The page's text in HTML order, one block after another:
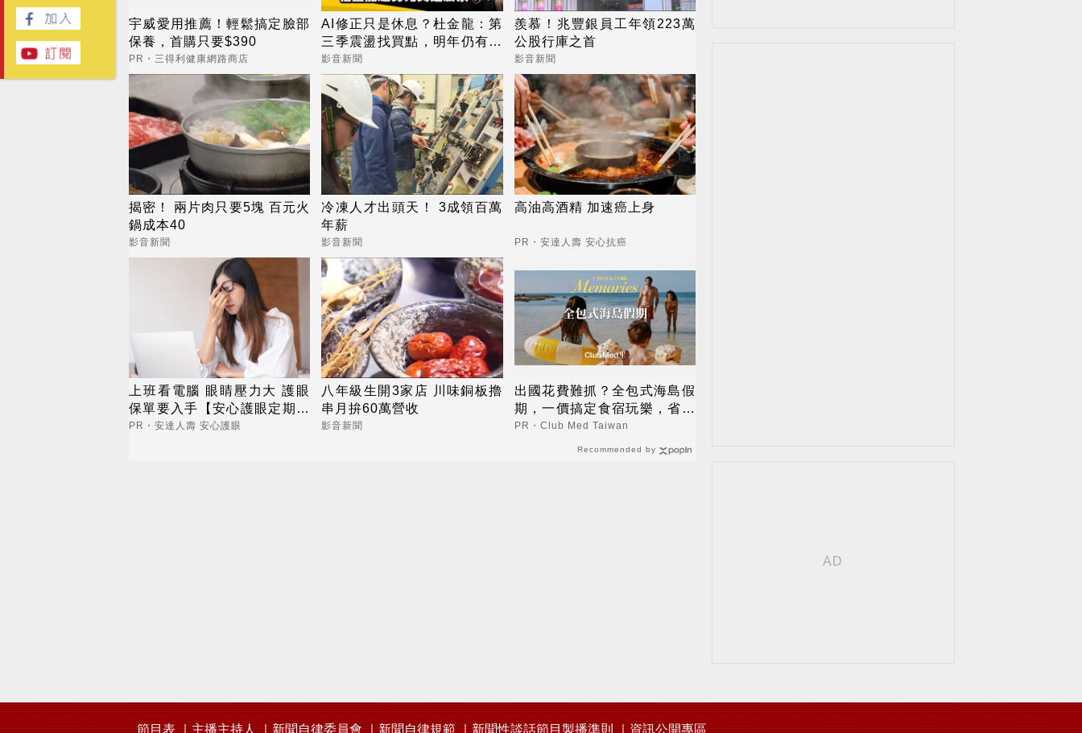
宇威愛用推薦！輕鬆搞定臉部
保養，首購只要$390
PR・三得利健康網路商店
AI修正只是休息？杜金龍：第
三季震盪找買點，明年仍有望
挑戰5萬以上
影音新聞
羨慕！兆豐銀員工年領223萬
公股行庫之首
影音新聞
揭密！ 兩片肉只要5塊 百元火
鍋成本40
影音新聞
冷凍人才出頭天！ 3成領百萬
年薪
影音新聞
高油高酒精 加速癌上身
PR・安達人壽 安心抗癌
上班看電腦 眼睛壓力大 護眼
保單要入手【安心護眼定期眼
睛險】
PR・安達人壽 安心護眼
八年級生開3家店 川味銅板擼
串月拚60萬營收
影音新聞
出國花費難抓？全包式海島假
期，一價搞定食宿玩樂，省錢
更省心！
PR・Club Med Taiwan
Recommended by
節目表 主播主持人 新聞自律委員會 新聞自律規範 新聞性談話節目製播準則 資訊公開專區